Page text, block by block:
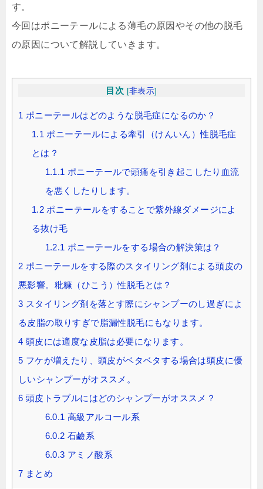
す。
今回はポニーテールによる薄毛の原因やその他の脱毛
の原因について解説していきます。
目次 [非表示]
1 ポニーテールはどのような脱毛症になるのか？
1.1 ポニーテールによる牽引（けんいん）性脱毛症
とは？
1.1.1 ポニーテールで頭痛を引き起こしたり血流
を悪くしたりします。
1.2 ポニーテールをすることで紫外線ダメージによ
る抜け毛
1.2.1 ポニーテールをする場合の解決策は？
2 ポニーテールをする際のスタイリング剤による頭皮の
悪影響。粃糠（ひこう）性脱毛とは？
3 スタイリング剤を落とす際にシャンプーのし過ぎによ
る皮脂の取りすぎで脂漏性脱毛にもなります。
4 頭皮には適度な皮脂は必要になります。
5 フケが増えたり、頭皮がベタベタする場合は頭皮に優
しいシャンプーがオススメ。
6 頭皮トラブルにはどのシャンプーがオススメ？
6.0.1 高級アルコール系
6.0.2 石鹼系
6.0.3 アミノ酸系
7 まとめ